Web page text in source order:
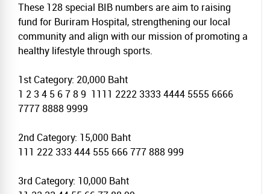
These 128 special BIB numbers are aim to raising
fund for Buriram Hospital, strengthening our local
community and align with our mission of promoting a
healthy lifestyle through sports.
1st Category: 20,000 Baht
1 2 3 4 5 6 7 8 9 1111 2222 3333 4444 5555 6666
7777 8888 9999
2nd Category: 15,000 Baht
111 222 333 444 555 666 777 888 999
3rd Category: 10,000 Baht